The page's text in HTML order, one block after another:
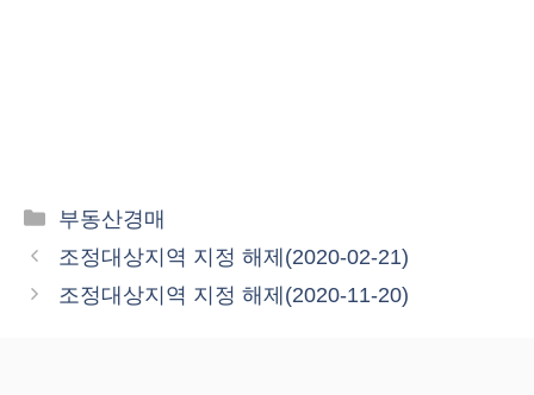
카
테
리
부동산경매
조정대상지역 지정 해제(2020-02-21)
조정대상지역 지정 해제(2020-11-20)